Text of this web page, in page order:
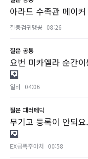
아라드 수족관 메이
질풍검귀맹꽁 08:26
질문 공통
요번 미카엘라 순간
일리 04:06
질문 패러메딕
무기고 등록이 안되
EX급폭주아처 00:58